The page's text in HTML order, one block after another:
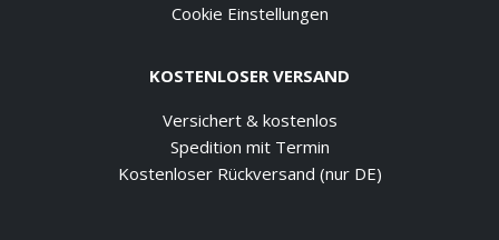
Cookie Einstellungen
KOSTENLOSER VERSAND
Versichert & kostenlos
Spedition mit Termin
Kostenloser Rückversand (nur DE)